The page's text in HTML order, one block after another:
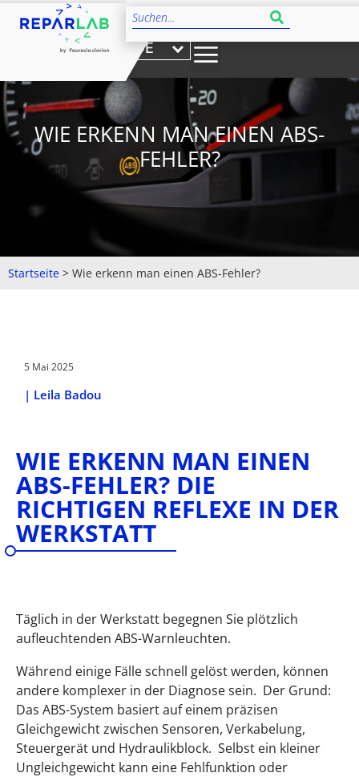
DE
WIE ERKENN MAN EINEN ABS-
FEHLER?
Startseite > Wie erkenn man einen ABS-Fehler?
5 Mai 2025
| Leila Badou
WIE ERKENN MAN EINEN
ABS-FEHLER? DIE
RICHTIGEN REFLEXE IN DER
WERKSTATT
Täglich in der Werkstatt begegnen Sie plötzlich
aufleuchtenden ABS-Warnleuchten.
Während einige Fälle schnell gelöst werden, können
andere komplexer in der Diagnose sein. Der Grund:
Das ABS-System basiert auf einem präzisen
Gleichgewicht zwischen Sensoren, Verkabelung,
Steuergerät und Hydraulikblock. Selbst ein kleiner
Ungleichgewicht kann eine Fehlfunktion oder